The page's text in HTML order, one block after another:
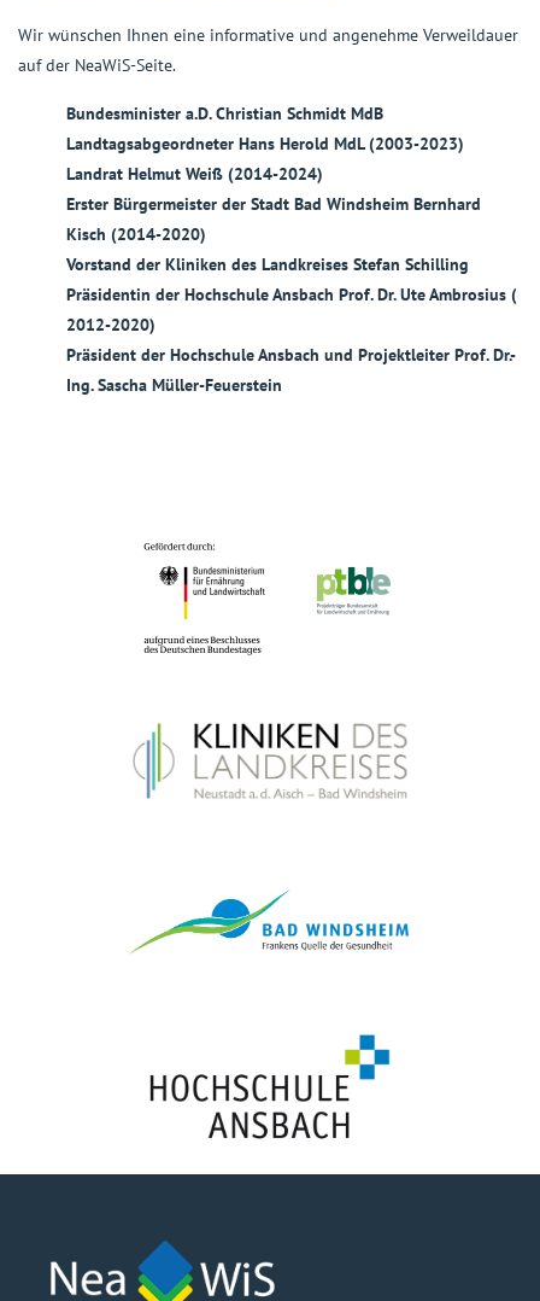
Wir wünschen Ihnen eine informative und angenehme Verweildauer
auf der NeaWiS-Seite.
Bundesminister a.D. Christian Schmidt MdB
Landtagsabgeordneter Hans Herold MdL (2003-2023)
Landrat Helmut Weiß (2014-2024)
Erster Bürgermeister der Stadt Bad Windsheim Bernhard
Kisch (2014-2020)
Vorstand der Kliniken des Landkreises Stefan Schilling
Präsidentin der Hochschule Ansbach Prof. Dr. Ute Ambrosius (
2012-2020)
Präsident der Hochschule Ansbach und Projektleiter Prof. Dr.-
Ing. Sascha Müller-Feuerstein